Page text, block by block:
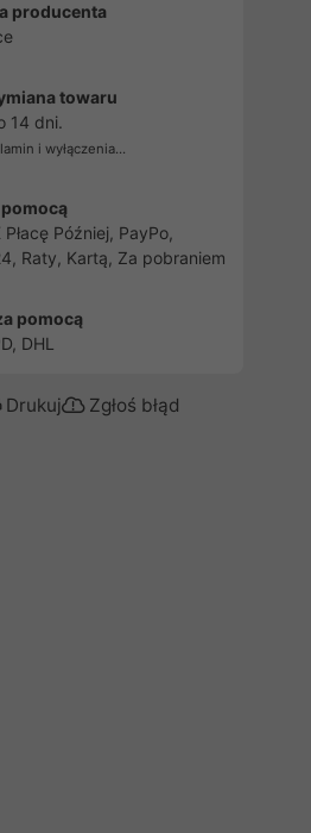
producenta
towaru
14 dni.
i wyłączenia...
pomocą
Płacę Później, PayPo,
Raty, Kartą, Za pobraniem
pomocą
DHL
Drukuj Zgłoś błąd